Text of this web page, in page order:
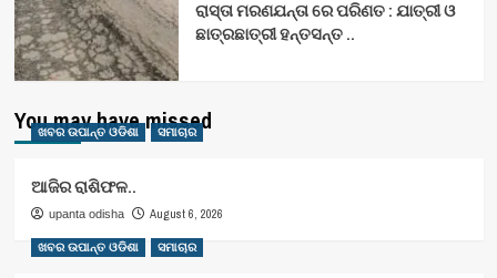
ରାସ୍ତା ମରଣଯନ୍ତା ରେ ପରିଣତ : ଯାତ୍ରୀ ଓ
ଛାତ୍ରଛାତ୍ରୀ ହନ୍ତସନ୍ତ ..
You may have missed
ଖବର ଉପାନ୍ତ ଓଡିଶା ସମାଚାର
ଆଜିର ରାଶିଫଳ..
upanta odisha August 6, 2026
ଖବର ଉପାନ୍ତ ଓଡିଶା ସମାଚାର